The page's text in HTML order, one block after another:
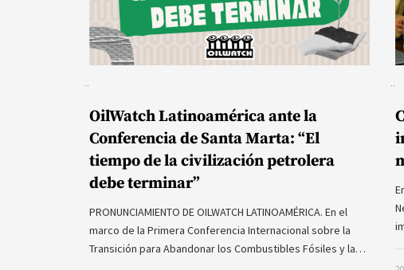
OilWatch Latinoamérica ante la
Conferencia de Santa Marta: “El
tiempo de la civilización petrolera
debe terminar”
PRONUNCIAMIENTO DE OILWATCH LATINOAMÉRICA. En el
marco de la Primera Conferencia Internacional sobre la
Transición para Abandonar los Combustibles Fósiles y la…